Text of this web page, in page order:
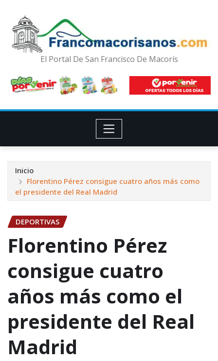
El Portal De San Francisco De Macorís
Inicio
Florentino Pérez consigue cuatro años más como
el presidente del Real Madrid
DEPORTIVAS
Florentino Pérez
consigue cuatro
años más como el
presidente del Real
Madrid